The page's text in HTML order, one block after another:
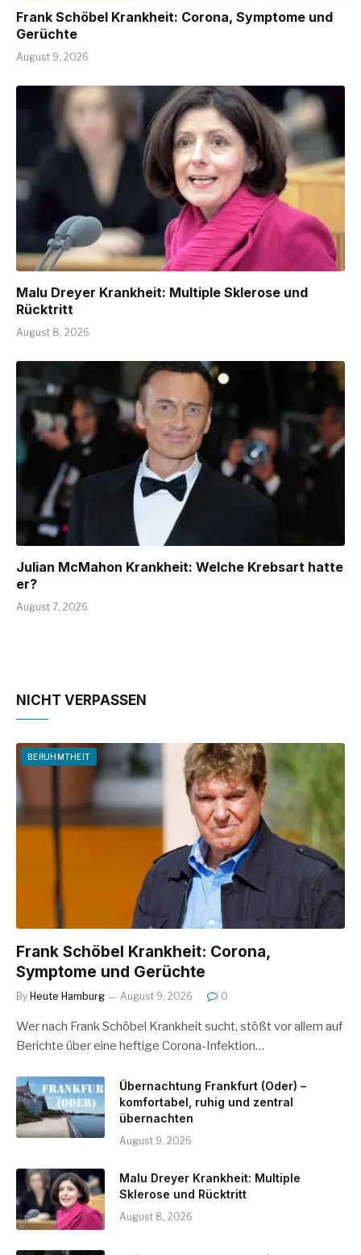
Frank Schöbel Krankheit: Corona, Symptome und
Gerüchte
August 9, 2026
Malu Dreyer Krankheit: Multiple Sklerose und
Rücktritt
August 8, 2026
Julian McMahon Krankheit: Welche Krebsart hatte
er?
August 7, 2026
NICHT VERPASSEN
BERUHMTHEIT
Frank Schöbel Krankheit: Corona,
Symptome und Gerüchte
By Heute Hamburg August 9, 2026 0
Wer nach Frank Schöbel Krankheit sucht, stößt vor allem auf
Berichte über eine heftige Corona-Infektion…
Übernachtung Frankfurt (Oder) –
komfortabel, ruhig und zentral
übernachten
August 9, 2026
Malu Dreyer Krankheit: Multiple
Sklerose und Rücktritt
August 8, 2026